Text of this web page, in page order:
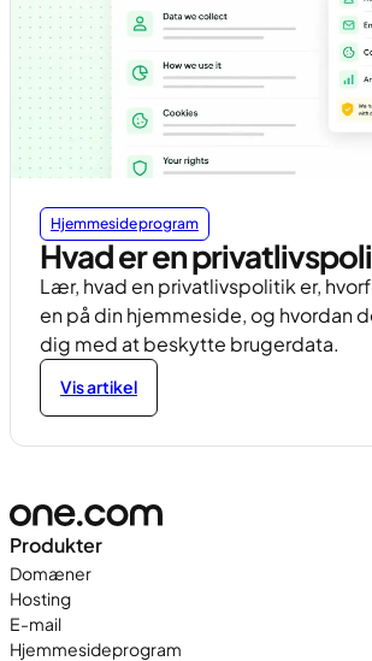
Hjemmesideprogram
Hvad er en
Lær, hvad en privatlivspolitik er,
en på din hjemmeside, og hvordan
dig med at beskytte brugerdata.
Vis artikel
Produkter
Domæner
Hosting
E-mail
Hjemmesideprogram